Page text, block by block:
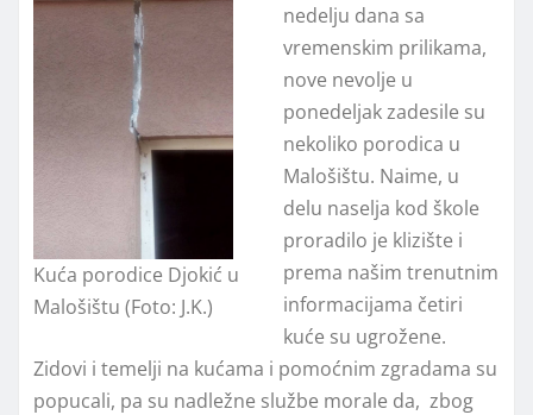
Kuća porodice Djokić u
Malošištu (Foto: J.K.)
nedelju dana sa
vremenskim prilikama,
nove nevolje u
ponedeljak zadesile su
nekoliko porodica u
Malošištu. Naime, u
delu naselja kod škole
proradilo je klizište i
prema našim trenutnim
informacijama četiri
kuće su ugrožene.
Zidovi i temelji na kućama i pomoćnim zgradama su
popucali, pa su nadležne službe morale da, zbog